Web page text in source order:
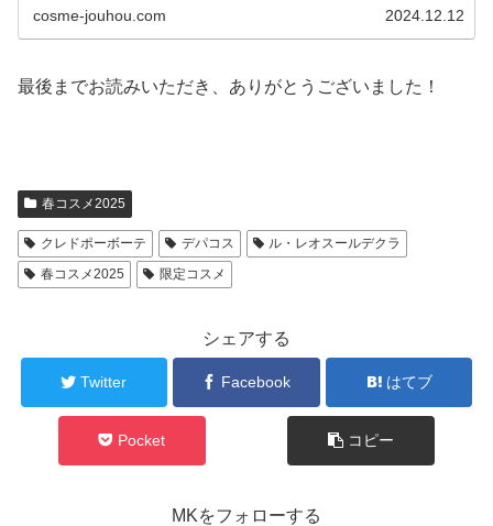
cosme-jouhou.com 2024.12.12
最後までお読みいただき、ありがとうございました！
春コスメ2025
クレドポーボーテ デパコス
ル・レオスールデクラ
春コスメ2025
限定コスメ
シェアする
Twitter Facebook はてブ
Pocket コピー
MKをフォローする